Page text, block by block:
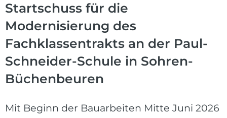
Startschuss für die
Modernisierung des
Fachklassentrakts an der Paul-
Schneider-Schule in Sohren-
Büchenbeuren
Mit Beginn der Bauarbeiten Mitte Juni 2026